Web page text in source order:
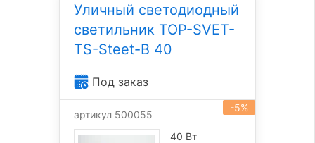
Уличный светодиодный
светильник TOP-SVET-
TS-Steet-B 40
Под заказ
-5%
артикул 500055
40 Вт